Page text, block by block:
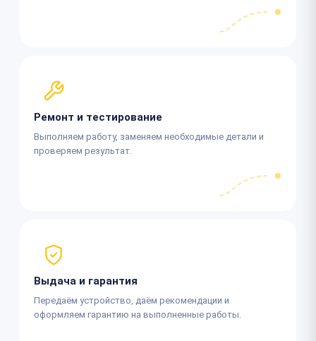
Ремонт и тестирование
Выполняем работу, заменяем необходимые детали и
проверяем результат.
Выдача и гарантия
Передаём устройство, даём рекомендации и
оформляем гарантию на выполненные работы.